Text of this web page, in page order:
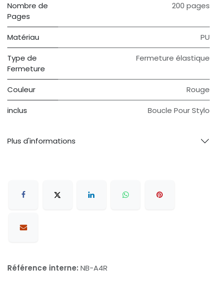
Nombre de
Pages
200 pages
Matériau PU
Type de
Fermeture
Fermeture élastique
Couleur Rouge
inclus Boucle Pour Stylo
Plus d'informations
Référence interne: NB-A4R